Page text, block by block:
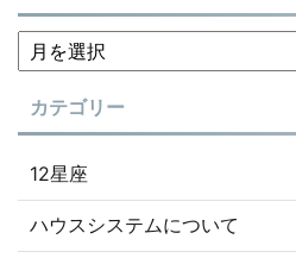
カテゴリー
12星座
ハウスシステムについて